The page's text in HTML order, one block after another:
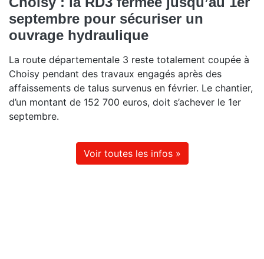
septembre pour sécuriser un
ouvrage hydraulique
La route départementale 3 reste totalement coupée à
Choisy pendant des travaux engagés après des
affaissements de talus survenus en février. Le chantier,
d’un montant de 152 700 euros, doit s’achever le 1er
septembre.
Voir toutes les infos »